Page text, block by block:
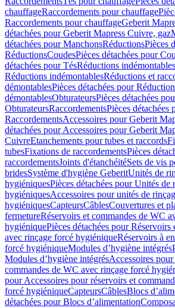
chauffageRaccordements pour chauffage
Raccordements pour chauffageGeberit
détachées pour Geberit Mapress Cuivre, gaz
détachées pour ManchonsRéductionsPièces
RéductionsCoudesPièces détachées pour
détachées pour TésRéductions indémontables
Réductions indémontablesRéductions et
démontablesPièces détachées pour
démontablesObturateursPièces détachées
ObturateursRaccordementsPièces détachées
RaccordementsAccessoires pour Geberit
détachées pour Accessoires pour Geberit
CuivreEtanchements pour tubes et raccords
tubesFixations de raccordementsPièces
raccordementsJoints d'étanchéitéSets de vis
bridesSystème d'hygiène GeberitUnités de
hygiéniquesPièces détachées pour Unités de
hygiéniquesAccessoires pour unités de
hygiéniquesCapteursCâblesCouvertures et
fermetureRéservoirs et commandes de WC
hygiéniquePièces détachées pour
avec rinçage forcé hygiéniqueRéservoirs à
forcé hygiéniqueModules d’hygiène intégrés
Modules d’hygiène intégrésAccessoires
commandes de WC avec rinçage forcé
pour Accessoires pour réservoirs et
forcé hygiéniqueCapteursCâblesBlocs
détachées pour Blocs d’alimentation